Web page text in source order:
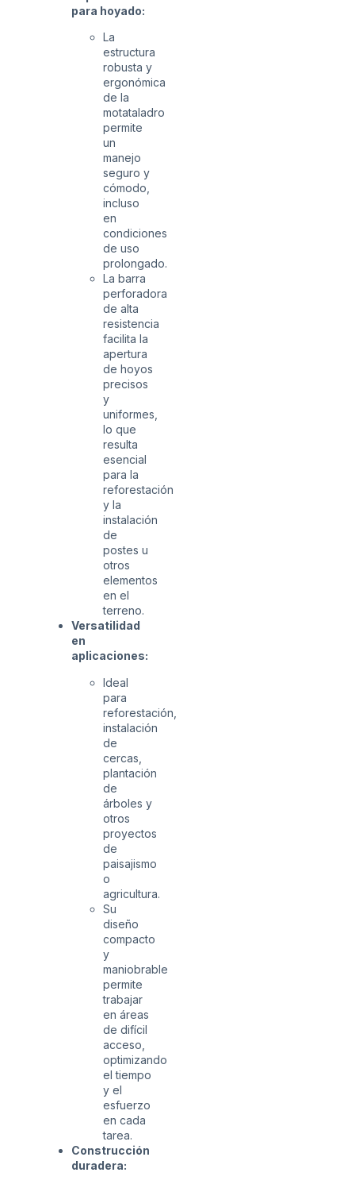
para hoyado:
La
estructura
robusta y
ergonómica
de la
motataladro
permite
un
manejo
seguro y
cómodo,
incluso
en
condiciones
de uso
prolongado.
La barra
perforadora
de alta
resistencia
facilita la
apertura
de hoyos
precisos
y
uniformes,
lo que
resulta
esencial
para la
reforestación
y la
instalación
de
postes u
otros
elementos
en el
terreno.
Versatilidad
en
aplicaciones:
Ideal
para
reforestación,
instalación
de
cercas,
plantación
de
árboles y
otros
proyectos
de
paisajismo
o
agricultura.
Su
diseño
compacto
y
maniobrable
permite
trabajar
en áreas
de difícil
acceso,
optimizando
el tiempo
y el
esfuerzo
en cada
tarea.
Construcción
duradera: